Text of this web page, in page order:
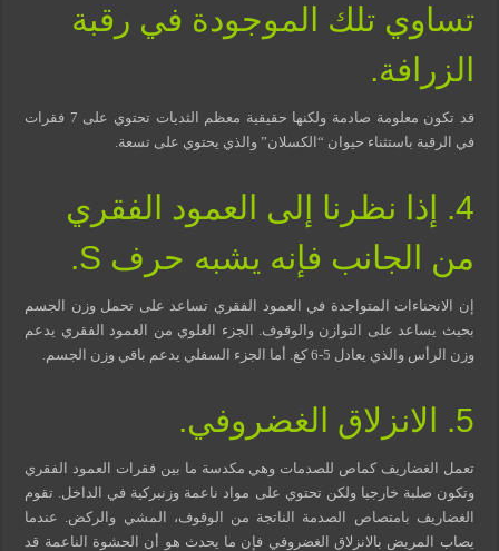
تساوي تلك الموجودة في رقبة
الزرافة.
قد تكون معلومة صادمة ولكنها حقيقية معظم الثديات تحتوي على 7 فقرات
في الرقبة باستثناء حيوان “الكسلان” والذي يحتوي على تسعة.
4. إذا نظرنا إلى العمود الفقري
من الجانب فإنه يشبه حرف S.
إن الانحناءات المتواجدة في العمود الفقري تساعد على تحمل وزن الجسم
بحيث يساعد على التوازن والوقوف. الجزء العلوي من العمود الفقري يدعم
وزن الرأس والذي يعادل 5-6 كغ. أما الجزء السفلي يدعم باقي وزن الجسم.
5. الانزلاق الغضروفي.
تعمل الغضاريف كماص للصدمات وهي مكدسة ما بين فقرات العمود الفقري
وتكون صلبة خارجيا ولكن تحتوي على مواد ناعمة وزنبركية في الداخل. تقوم
الغضاريف بامتصاص الصدمة الناتجة من الوقوف، المشي والركض. عندما
يصاب المريض بالانزلاق الغضروفي فإن ما يحدث هو أن الحشوة الناعمة قد